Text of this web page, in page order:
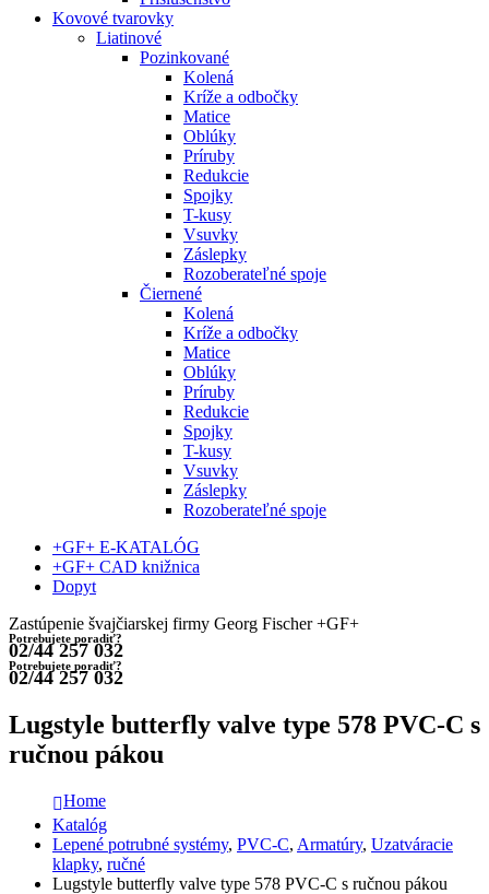
Kovové tvarovky
Liatinové
Pozinkované
Kolená
Kríže a odbočky
Matice
Oblúky
Príruby
Redukcie
Spojky
T-kusy
Vsuvky
Záslepky
Rozoberateľné spoje
Čiernené
Kolená
Kríže a odbočky
Matice
Oblúky
Príruby
Redukcie
Spojky
T-kusy
Vsuvky
Záslepky
Rozoberateľné spoje
+GF+ E-KATALÓG
+GF+ CAD knižnica
Dopyt
Zastúpenie švajčiarskej firmy Georg Fischer +GF+
Potrebujete poradiť?
02/44 257 032
Potrebujete poradiť?
02/44 257 032
Lugstyle butterfly valve type 578 PVC-C s
ručnou pákou
Home
Katalóg
Lepené potrubné systémy, PVC-C, Armatúry, Uzatváracie
klapky, ručné
Lugstyle butterfly valve type 578 PVC-C s ručnou pákou